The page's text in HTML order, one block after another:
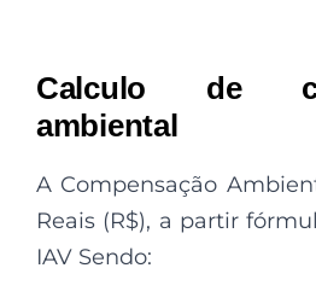
Calculo de
ambiental
A Compensação
Reais (R$), a partir
IAV Sendo: